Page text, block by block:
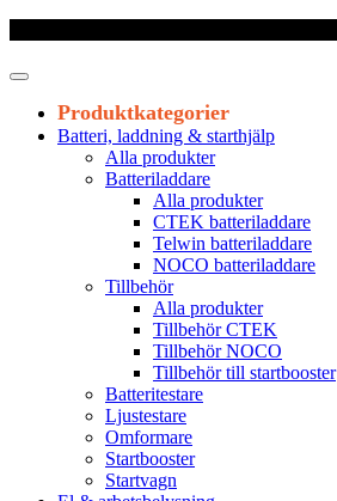
Produktkategorier
Batteri, laddning & starthjälp
Alla produkter
Batteriladdare
Alla produkter
CTEK batteriladdare
Telwin batteriladdare
NOCO batteriladdare
Tillbehör
Alla produkter
Tillbehör CTEK
Tillbehör NOCO
Tillbehör till startbooster
Batteritestare
Ljustestare
Omformare
Startbooster
Startvagn